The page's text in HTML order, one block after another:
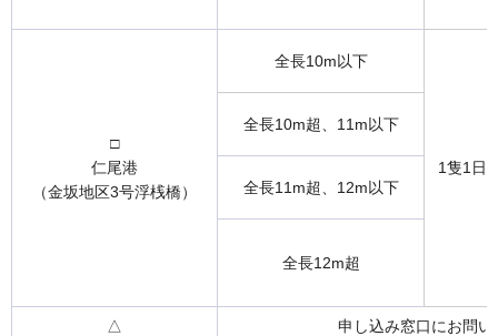
□
仁尾港
（金坂地区3号浮桟橋）
全長10m以下
1隻1日
全長10m超、11m以下
全長11m超、12m以下
全長12m超
△ 申し込み窓口にお問